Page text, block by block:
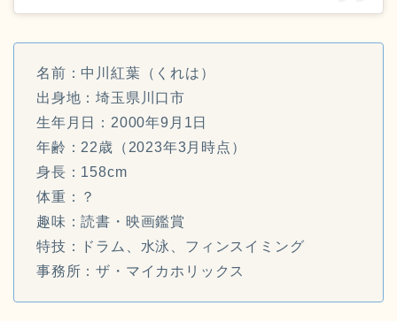
名前：中川紅葉（くれは）
出身地：埼玉県川口市
生年月日：2000年9月1日
年齢：22歳（2023年3月時点）
身長：158cm
体重：？
趣味：読書・映画鑑賞
特技：ドラム、水泳、フィンスイミング
事務所：ザ・マイカホリックス